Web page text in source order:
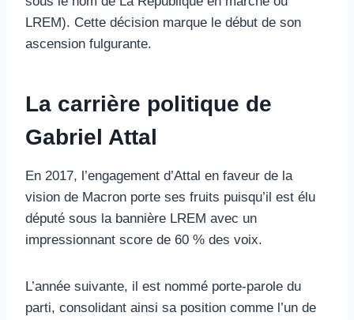
LREM). Cette décision marque le début de son
ascension fulgurante.
La carrière politique de
Gabriel Attal
En 2017, l’engagement d’Attal en faveur de la
vision de Macron porte ses fruits puisqu’il est élu
député sous la bannière LREM avec un
impressionnant score de 60 % des voix.
L’année suivante, il est nommé porte-parole du
parti, consolidant ainsi sa position comme l’un de